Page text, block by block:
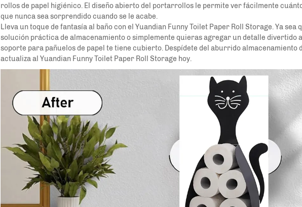
rollos de papel higiénico. El diseño abierto del portarrollos le permite ver fácilmente
que nunca sea sorprendido cuando se le acabe.
Lleva un toque de fantasía al baño con el Yuandian Funny Toilet Paper Roll Storage. Ya sea
solución práctica de almacenamiento o simplemente quieras agregar un detalle divertido
soporte para pañuelos de papel te tiene cubierto. Despídete del aburrido almacenamiento
actualiza al Yuandian Funny Toilet Paper Roll Storage hoy.